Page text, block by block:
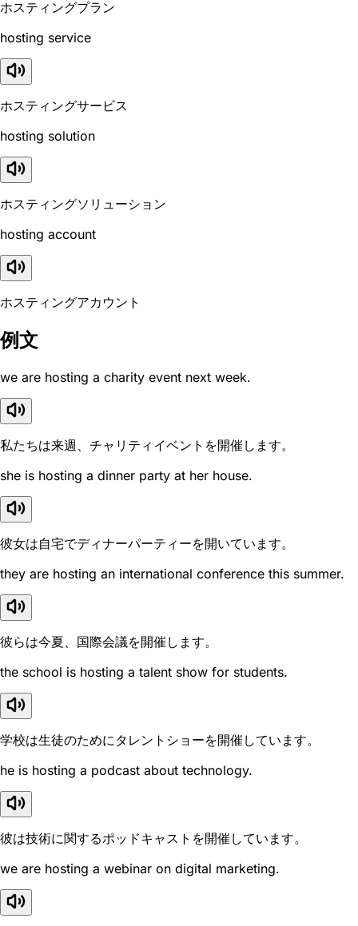
ホスティングプラン
hosting service
ホスティングサービス
hosting solution
ホスティングソリューション
hosting account
ホスティングアカウント
例文
we are hosting a charity event next week.
私たちは来週、チャリティイベントを開催します。
she is hosting a dinner party at her house.
彼女は自宅でディナーパーティーを開いています。
they are hosting an international conference this summer.
彼らは今夏、国際会議を開催します。
the school is hosting a talent show for students.
学校は生徒のためにタレントショーを開催しています。
he is hosting a podcast about technology.
彼は技術に関するポッドキャストを開催しています。
we are hosting a webinar on digital marketing.